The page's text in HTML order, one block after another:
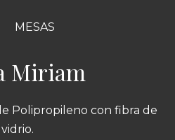
MESAS
Miriam
Polipropileno con fibra de
vidrio.